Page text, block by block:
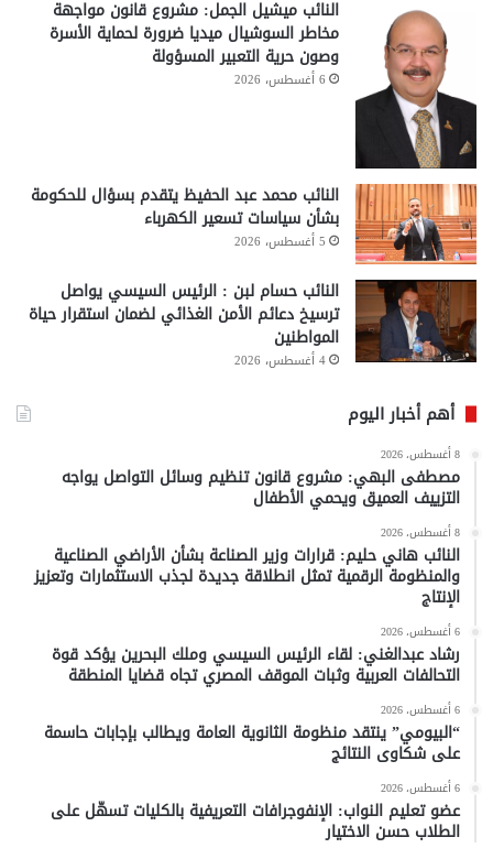
النائب ميشيل الجمل: مشروع قانون مواجهة
مخاطر السوشيال ميديا ضرورة لحماية الأسرة
وصون حرية التعبير المسؤولة
6 أغسطس، 2026
النائب محمد عبد الحفيظ يتقدم بسؤال للحكومة
بشأن سياسات تسعير الكهرباء
5 أغسطس، 2026
النائب حسام لبن : الرئيس السيسي يواصل
ترسيخ دعائم الأمن الغذائي لضمان استقرار حياة
المواطنين
4 أغسطس، 2026
أهم أخبار اليوم
8 أغسطس، 2026
مصطفى البهي: مشروع قانون تنظيم وسائل التواصل يواجه
التزييف العميق ويحمي الأطفال
8 أغسطس، 2026
النائب هاني حليم: قرارات وزير الصناعة بشأن الأراضي الصناعية
والمنظومة الرقمية تمثل انطلاقة جديدة لجذب الاستثمارات وتعزيز
الإنتاج
6 أغسطس، 2026
رشاد عبدالغني: لقاء الرئيس السيسي وملك البحرين يؤكد قوة
التحالفات العربية وثبات الموقف المصري تجاه قضايا المنطقة
6 أغسطس، 2026
“البيومي” ينتقد منظومة الثانوية العامة ويطالب بإجابات حاسمة
على شكاوى النتائج
6 أغسطس، 2026
عضو تعليم النواب: الإنفوجرافات التعريفية بالكليات تسهّل على
الطلاب حسن الاختيار